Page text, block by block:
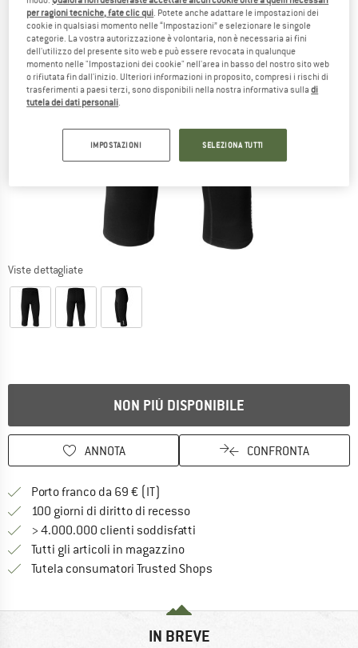
Viste dettagliate
NON PIÙ DISPONIBILE
ANNOTA CONFRONTA
Porto franco da 69 € (IT)
100 giorni di diritto di recessoVai alla politica di recesso qui
> 4.000.000 clienti soddisfatti
Tutti gli articoli in magazzino
Tutela consumatori Trusted Shops
IN BREVE
per ragioni tecniche, fate clic qui. Potete anche adattare le impostazioni dei
cookie in qualsiasi momento nelle “Impostazioni” e selezionare le singole
categorie. La vostra autorizzazione è volontaria, non è necessaria ai fini
dell'utilizzo del presente sito web e può essere revocata in qualunque
momento nelle "Impostazioni dei cookie" nell'area in basso del nostro sito web
o rifiutata fin dall'inizio. Ulteriori informazioni in proposito, compresi i rischi di
trasferimenti a paesi terzi, sono disponibili nella nostra informativa sulladi
tutela dei dati personali.
IMPOSTAZIONI SELEZIONA TUTTI